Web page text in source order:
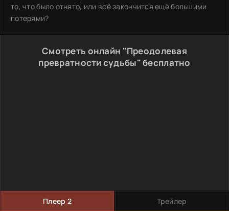
то, что было отнято, или всё закончится ещё большими
потерями?
Смотреть онлайн "Преодолевая
превратности судьбы" бесплатно
Плеер 2 Трейлер